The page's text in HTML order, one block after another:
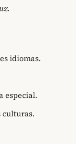
idiomas.
especial.
culturas.